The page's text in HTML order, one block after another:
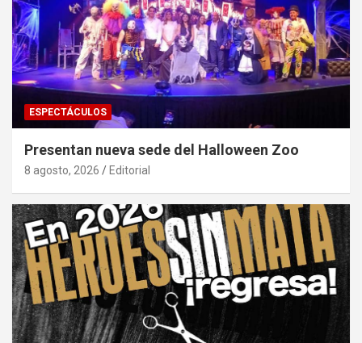
ESPECTÁCULOS
Presentan nueva sede del Halloween Zoo
8 agosto, 2026 Editorial